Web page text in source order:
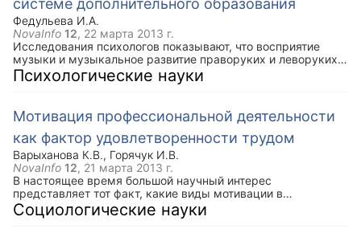
системе дополнительного образования
Федульева И.А.
NovaInfo 12, 22 марта 2013 г.
Исследования психологов показывают, что восприятие
музыки и музыкальное развитие праворуких и леворуких
учеников отличается. Поэтому в музыкальном обучении
леворуких детей необходимо учитывать их природные
называемых «инструментальных движений» - области, за
которую отвечает левое полушарие, вспомогательное у
левшей. Музыкальное обучение и развитие леворукого
ребенка - это определенная педагогическая проблема не
только потому, что у левшей особые способности.
Психологические науки
Мотивация профессиональной деятельности
как фактор удовлетворенности трудом
Варыханова К.В., Горячук И.В.
NovaInfo 12, 21 марта 2013 г.
В настоящее время большой научный интерес
представляет тот факт, какие виды мотивации в
профессиональной деятельности являются ведущими у
сотрудников организации. Известно, что мотивация
Социологические науки